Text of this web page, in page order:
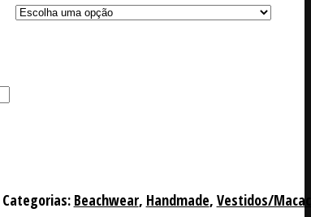
Categorias: Beachwear, Handmade, Vestidos/